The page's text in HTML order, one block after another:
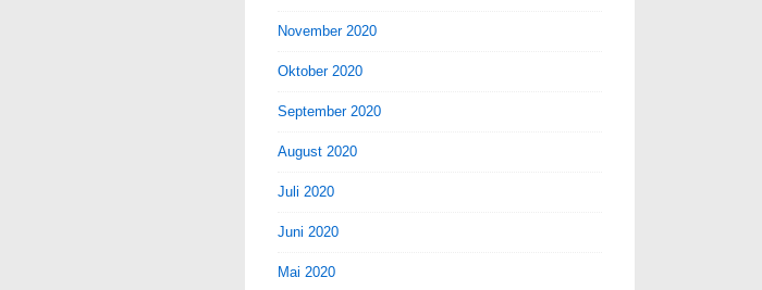
November 2020
Oktober 2020
September 2020
August 2020
Juli 2020
Juni 2020
Mai 2020